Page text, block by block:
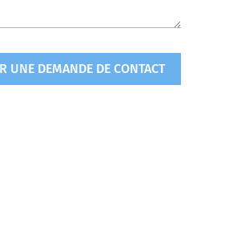
UNE DEMANDE DE CONTACT